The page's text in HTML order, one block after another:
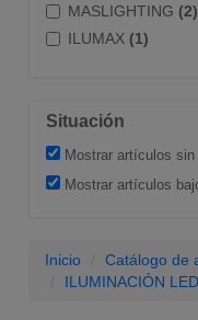
MASLIGHTING (2)
ILUMAX (1)
Situación
Mostrar artículos sin
Mostrar artículos
Inicio Catálogo de
ILUMINACIÓN